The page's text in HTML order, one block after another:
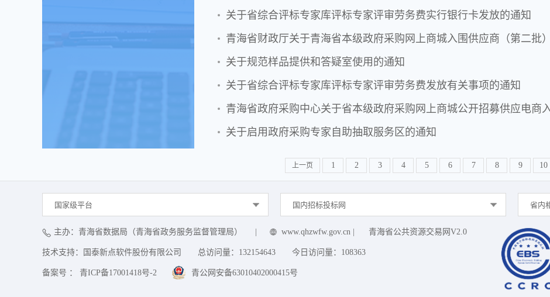
关于省综合评标专家库评标专家评审劳务费实行银行卡发放的通知
青海省财政厅关于青海省本级政府采购网上商城入围供应商（第二批
关于规范样品提供和答疑室使用的通知
关于省综合评标专家库评标专家评审劳务费发放有关事项的通知
青海省政府采购中心关于省本级政府采购网上商城公开招募供应电商
关于启用政府采购专家自助抽取服务区的通知
上一页 1 2 3 4 5 6 7 8 9 10
国家级平台 国内招标投标网 省内
主办：青海省数据局（青海省政务服务监督管理局） www.qhzwfw.gov.cn 青海省公共资源交易网V2.0
技术支持：国泰新点软件股份有限公司 总访问量： 132154643 今日访问量： 108363
备案号 ： 青ICP备17001418号-2 青公网安备63010402000415号